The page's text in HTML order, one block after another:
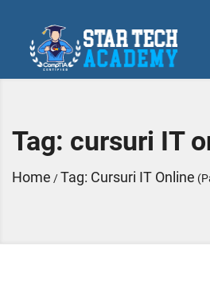
Tag: cursuri IT
Home /Tag: Cursuri IT Online